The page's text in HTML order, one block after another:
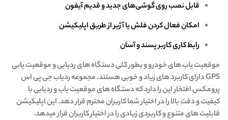
قابل نصب روی گوشی‌های جدید و قدیم آیفون
امکان فعال کردن فلش یا آژیر از طریق اپلیکیشن
رابط کاری کاربر پسند و آسان
موقعیت یاب های خودرو و بطور کلی دستگاه های ردیابی و موقعیت یابی
GPS دارای کاربرد های زیاد و خوبی هستند. مجموعه ردیاب جی پی اس
پرومکس افتخار این را دارد که دستگاه های موقعیت یاب و ردیابی با
کیفیت و دقت بالا را در اختیار شما کاربران محترم قرار دهد. این اپلیکیشن
قابلیت های متنوع و کاربردی زیادی را در اختیار کاربران قرار میدهد.